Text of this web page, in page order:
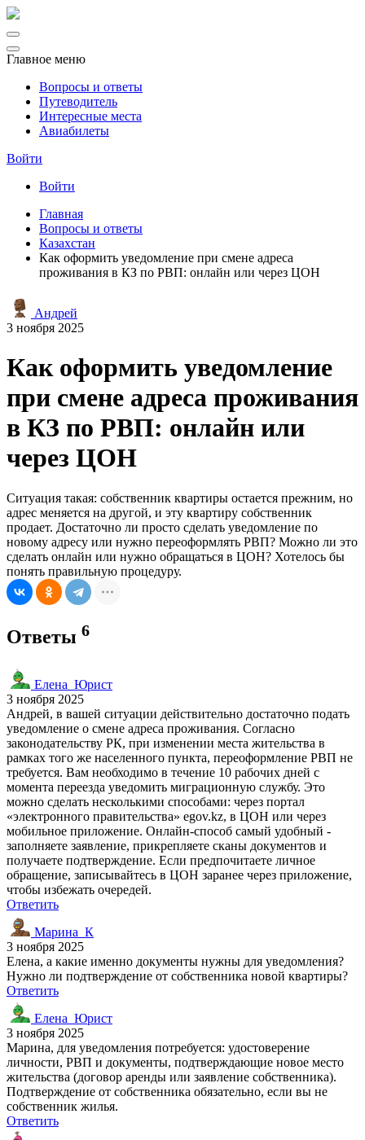
Главное меню
Вопросы и ответы
Путеводитель
Интересные места
Авиабилеты
Войти
Войти
Главная
Вопросы и ответы
Казахстан
Как оформить уведомление при смене адреса
проживания в КЗ по РВП: онлайн или через ЦОН
Андрей
3 ноября 2025
Как оформить уведомление
при смене адреса проживания
в КЗ по РВП: онлайн или
через ЦОН
Ситуация такая: собственник квартиры остается прежним, но
адрес меняется на другой, и эту квартиру собственник
продает. Достаточно ли просто сделать уведомление по
новому адресу или нужно переоформлять РВП? Можно ли это
сделать онлайн или нужно обращаться в ЦОН? Хотелось бы
понять правильную процедуру.
Ответы 6
Елена_Юрист
3 ноября 2025
Андрей, в вашей ситуации действительно достаточно подать
уведомление о смене адреса проживания. Согласно
законодательству РК, при изменении места жительства в
рамках того же населенного пункта, переоформление РВП не
требуется. Вам необходимо в течение 10 рабочих дней с
момента переезда уведомить миграционную службу. Это
можно сделать несколькими способами: через портал
«электронного правительства» egov.kz, в ЦОН или через
мобильное приложение. Онлайн-способ самый удобный -
заполняете заявление, прикрепляете сканы документов и
получаете подтверждение. Если предпочитаете личное
обращение, записывайтесь в ЦОН заранее через приложение,
чтобы избежать очередей.
Ответить
Марина_К
3 ноября 2025
Елена, а какие именно документы нужны для уведомления?
Нужно ли подтверждение от собственника новой квартиры?
Ответить
Елена_Юрист
3 ноября 2025
Марина, для уведомления потребуется: удостоверение
личности, РВП и документы, подтверждающие новое место
жительства (договор аренды или заявление собственника).
Подтверждение от собственника обязательно, если вы не
собственник жилья.
Ответить